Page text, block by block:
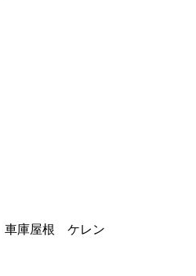
車庫屋根 ケレン